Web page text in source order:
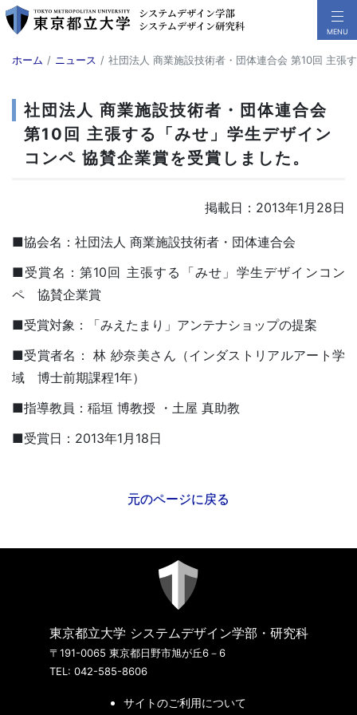
ホーム ニュース 社団法人 商業施設技術者・団体連合会 第10回 主張
社団法人 商業施設技術者・団体連合会
第10回 主張する「みせ」学生デザイン
コンペ 協賛企業賞を受賞しました。
掲載日：2013年1月28日
■協会名：社団法人 商業施設技術者・団体連合会
■受賞名：第10回 主張する「みせ」学生デザインコン
ペ 協賛企業賞
■受賞対象：「みえたまり」アンテナショップの提案
■受賞者名： 林 紗奈美さん（インダストリアルアート学
域 博士前期課程1年）
■指導教員：稲垣 博教授 ・土屋 真助教
■受賞日：2013年1月18日
元のページに戻る
東京都立大学 システムデザイン学部・研究科
〒191-0065 東京都日野市旭が丘6－6
TEL: 042-585-8606
サイトのご利用について